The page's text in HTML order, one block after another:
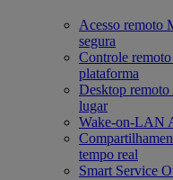
Acesso remoto
segura
Controle remoto
plataforma
Desktop remoto
lugar
Wake-on-LAN
tempo real
Smart Service